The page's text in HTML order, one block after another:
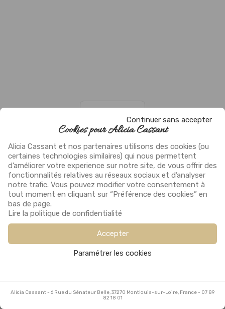
Technique
Alicia Cassant- 6 Rue du Sénateur Belle, 37270 Montlouis-sur-Loire, France- 07 89
82 18 01
Continuer sans accepter
Cookies pour Alicia Cassant
Alicia Cassant et nos partenaires utilisons des cookies (ou
certaines technologies similaires) qui nous permettent
d’améliorer votre experience sur notre site, de vous offrir des
fonctionnalités relatives au réseaux sociaux et d’analyser
notre trafic. Vous pouvez modifier votre consentement à
tout moment en cliquant sur “Préférence des cookies” en
bas de page.
Lire la politique de confidentialité
Accepter
Paramétrer les cookies
Alicia Cassant- 6 Rue du Sénateur Belle, 37270 Montlouis-sur-Loire, France- 07 89
82 18 01